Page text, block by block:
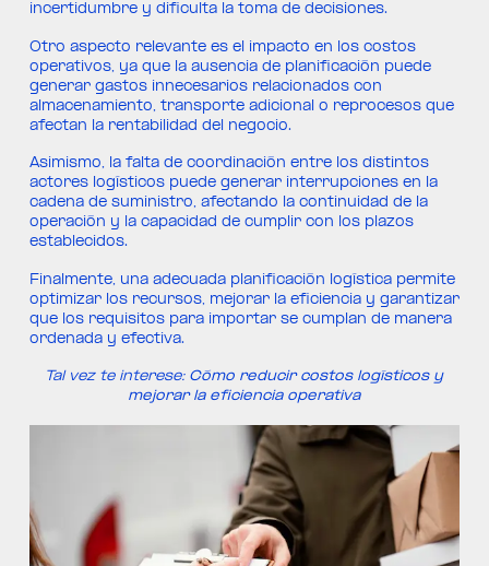
incertidumbre y dificulta la toma de decisiones.
Otro aspecto relevante es el impacto en los costos
operativos, ya que la ausencia de planificación puede
generar gastos innecesarios relacionados con
almacenamiento, transporte adicional o reprocesos que
afectan la rentabilidad del negocio.
Asimismo, la falta de coordinación entre los distintos
actores logísticos puede generar interrupciones en la
cadena de suministro, afectando la continuidad de la
operación y la capacidad de cumplir con los plazos
establecidos.
Finalmente, una adecuada planificación logística permite
optimizar los recursos, mejorar la eficiencia y garantizar
que los requisitos para importar se cumplan de manera
ordenada y efectiva.
Tal vez te interese: Cómo reducir costos logísticos y
mejorar la eficiencia operativa